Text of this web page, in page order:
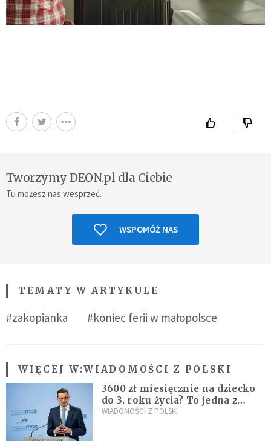
Tworzymy DEON.pl dla Ciebie
Tu możesz nas wesprzeć.
WSPOMÓŻ NAS
TEMATY W ARTYKULE
#zakopianka #koniec ferii w małopolsce
WIĘCEJ W:WIADOMOŚCI Z POLSKI
3600 zł miesięcznie na dziecko
do 3. roku życia? To jedna z
propozycji programu "Rozwój
WIADOMOŚCI Z POLSKI